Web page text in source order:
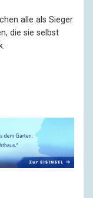
alle als Sieger
die sie selbst